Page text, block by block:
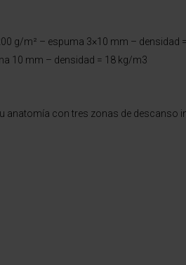
g/m² – espuma 3×10 mm – densidad
10 mm – densidad = 18 kg/m3
anatomía con tres zonas de descanso